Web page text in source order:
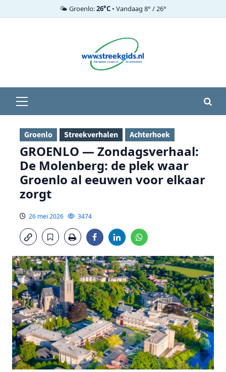
🌤️ Groenlo:26°C • Vandaag 8° / 26°
menu
Groenlo Streekverhalen Achterhoek
GROENLO — Zondagsverhaal:
De Molenberg: de plek waar
Groenlo al eeuwen voor elkaar
zorgt
26 mei 2026 3474